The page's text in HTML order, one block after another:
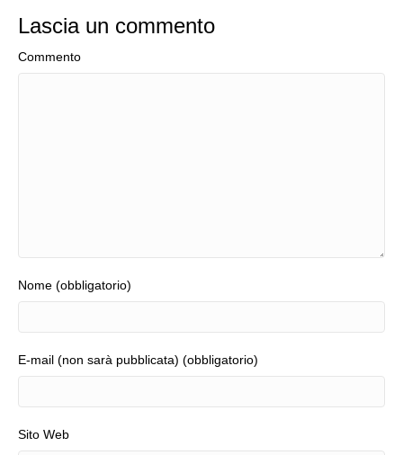
Lascia un commento
Commento
Nome (obbligatorio)
E-mail (non sarà pubblicata) (obbligatorio)
Sito Web